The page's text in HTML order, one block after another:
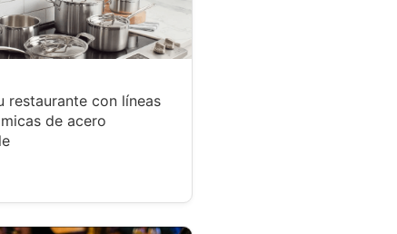
restaurante con líneas
de acero